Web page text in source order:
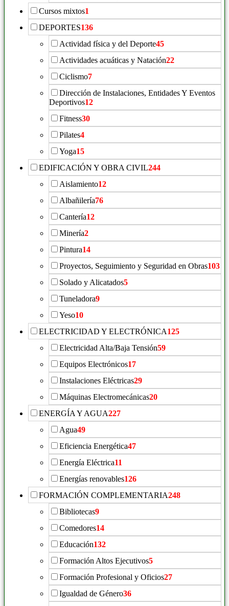
Cursos mixtos1
DEPORTES136
Actividad física y del Deporte45
Actividades acuáticas y Natación22
Ciclismo7
Dirección de Instalaciones, Entidades Y Eventos
Deportivos12
Fitness30
Pilates4
Yoga15
EDIFICACIÓN Y OBRA CIVIL244
Aislamiento12
Albañilería76
Cantería12
Minería2
Pintura14
Proyectos, Seguimiento y Seguridad en Obras103
Solado y Alicatados5
Tuneladora9
Yeso10
ELECTRICIDAD Y ELECTRÓNICA125
Electricidad Alta/Baja Tensión59
Equipos Electrónicos17
Instalaciones Eléctricas29
Máquinas Electromecánicas20
ENERGÍA Y AGUA227
Agua49
Eficiencia Energética47
Energía Eléctrica11
Energías renovables126
FORMACIÓN COMPLEMENTARIA248
Bibliotecas9
Comedores14
Educación132
Formación Altos Ejecutivos5
Formación Profesional y Oficios27
Igualdad de Género36